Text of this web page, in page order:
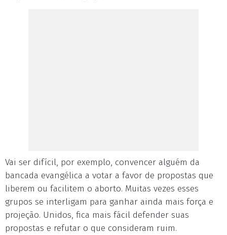
Vai ser difícil, por exemplo, convencer alguém da
bancada evangélica a votar a favor de propostas que
liberem ou facilitem o aborto. Muitas vezes esses
grupos se interligam para ganhar ainda mais força e
projeção. Unidos, fica mais fácil defender suas
propostas e refutar o que consideram ruim.